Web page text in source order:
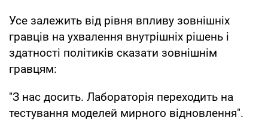
Усе залежить від рівня впливу зовнішніх
гравців на ухвалення внутрішніх рішень і
здатності політиків сказати зовнішнім
гравцям:
"З нас досить. Лабораторія переходить на
тестування моделей мирного відновлення".